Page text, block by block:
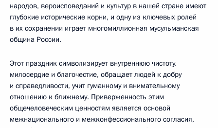
народов, вероисповеданий и культур в нашей стране имеют
глубокие исторические корни, и одну из ключевых ролей
в их сохранении играет многомиллионная мусульманская
община России.
Этот праздник символизирует внутреннюю чистоту,
милосердие и благочестие, обращает людей к добру
и справедливости, учит гуманному и внимательному
отношению к ближнему. Приверженность этим
общечеловеческим ценностям является основой
межнационального и межконфессионального согласия,